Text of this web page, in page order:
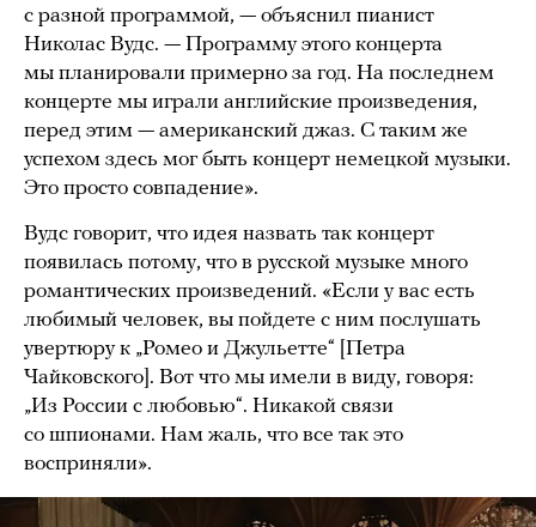
с разной программой, — объяснил пианист
Николас Вудс. — Программу этого концерта
мы планировали примерно за год. На последнем
концерте мы играли английские произведения,
перед этим — американский джаз. С таким же
успехом здесь мог быть концерт немецкой музыки.
Это просто совпадение».
Вудс говорит, что идея назвать так концерт
появилась потому, что в русской музыке много
романтических произведений. «Если у вас есть
любимый человек, вы пойдете с ним послушать
увертюру к „Ромео и Джульетте“ [Петра
Чайковского]. Вот что мы имели в виду, говоря:
„Из России с любовью“. Никакой связи
со шпионами. Нам жаль, что все так это
восприняли».